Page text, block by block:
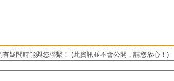
疑問時能與您聯繫！ (此資訊並不會公開，請您放心！)